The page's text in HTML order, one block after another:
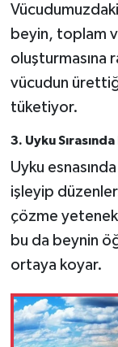
beyin, toplam
oluşturmasına
vücudun
tüketiyor.
3. Uyku
Uyku
işleyip
çözme
bu da beynin
ortaya koyar.